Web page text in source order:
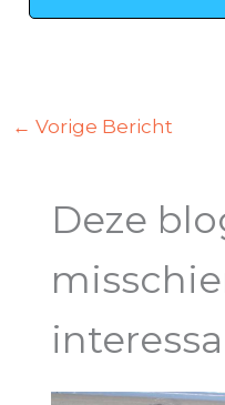
← Vorige Bericht
Deze